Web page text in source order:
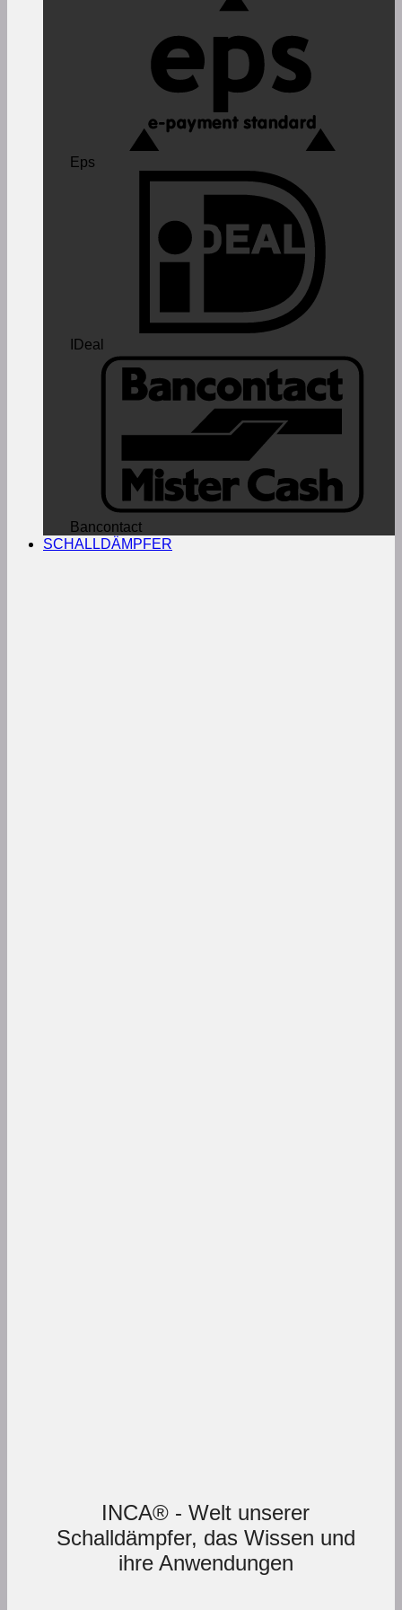
Eps
IDeal
Bancontact
SCHALLDÄMPFER
INCA® - Welt unserer
Schalldämpfer, das Wissen und
ihre Anwendungen